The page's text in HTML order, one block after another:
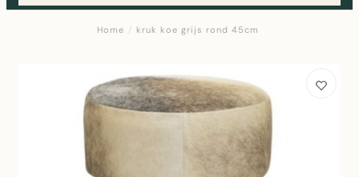
Home / kruk koe grijs rond 45cm